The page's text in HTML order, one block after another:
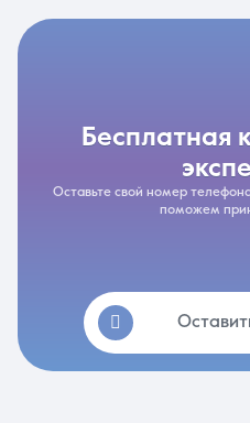
бесплатная консультация
Оставьте свой номер
поможем